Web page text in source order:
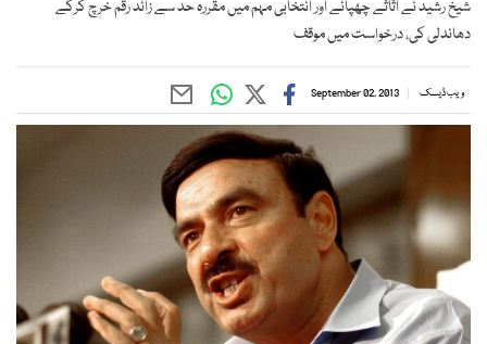
شیخ رشید نے اثاثے چھپائے اور انتخابی مہم میں مقررہ حد سے زائد رقم خرچ کرکے
دھاندلی کی، درخواست میں موقف
ویب ڈیسک September 02, 2013